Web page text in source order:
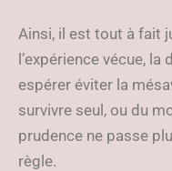
Ainsi, il est tout à fait
l’expérience vécue,
espérer éviter la
survivre seul, ou du
prudence ne passe
règle.